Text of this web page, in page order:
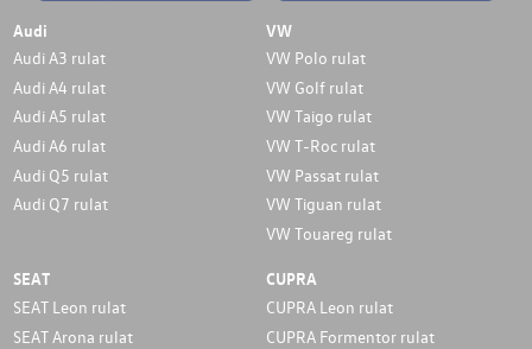
Audi
Audi A3 rulat
Audi A4 rulat
Audi A5 rulat
Audi A6 rulat
Audi Q5 rulat
Audi Q7 rulat
VW
VW Polo rulat
VW Golf rulat
VW Taigo rulat
VW T-Roc rulat
VW Passat rulat
VW Tiguan rulat
VW Touareg rulat
SEAT
SEAT Leon rulat
SEAT Arona rulat
CUPRA
CUPRA Leon rulat
CUPRA Formentor rulat